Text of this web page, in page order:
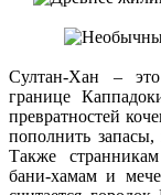
Султан-Хан – это
границе
превратностей
пополнить
Также
бани-хамам и